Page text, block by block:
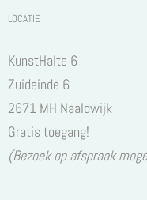
LOCATIE
KunstHalte 6
Zuideinde 6
2671 MH Naaldwijk
Gratis toegang!
(Bezoek op afspraak